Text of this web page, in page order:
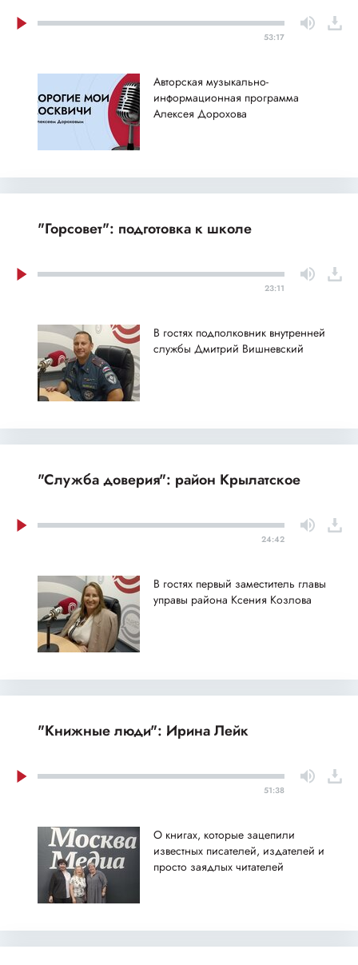
53:17
Авторская музыкально-
информационная программа
Алексея Дорохова
"Горсовет": подготовка к школе
23:11
В гостях подполковник внутренней
службы Дмитрий Вишневский
"Служба доверия": район Крылатское
24:42
В гостях первый заместитель главы
управы района Ксения Козлова
"Книжные люди": Ирина Лейк
51:38
О книгах, которые зацепили
известных писателей, издателей и
просто заядлых читателей